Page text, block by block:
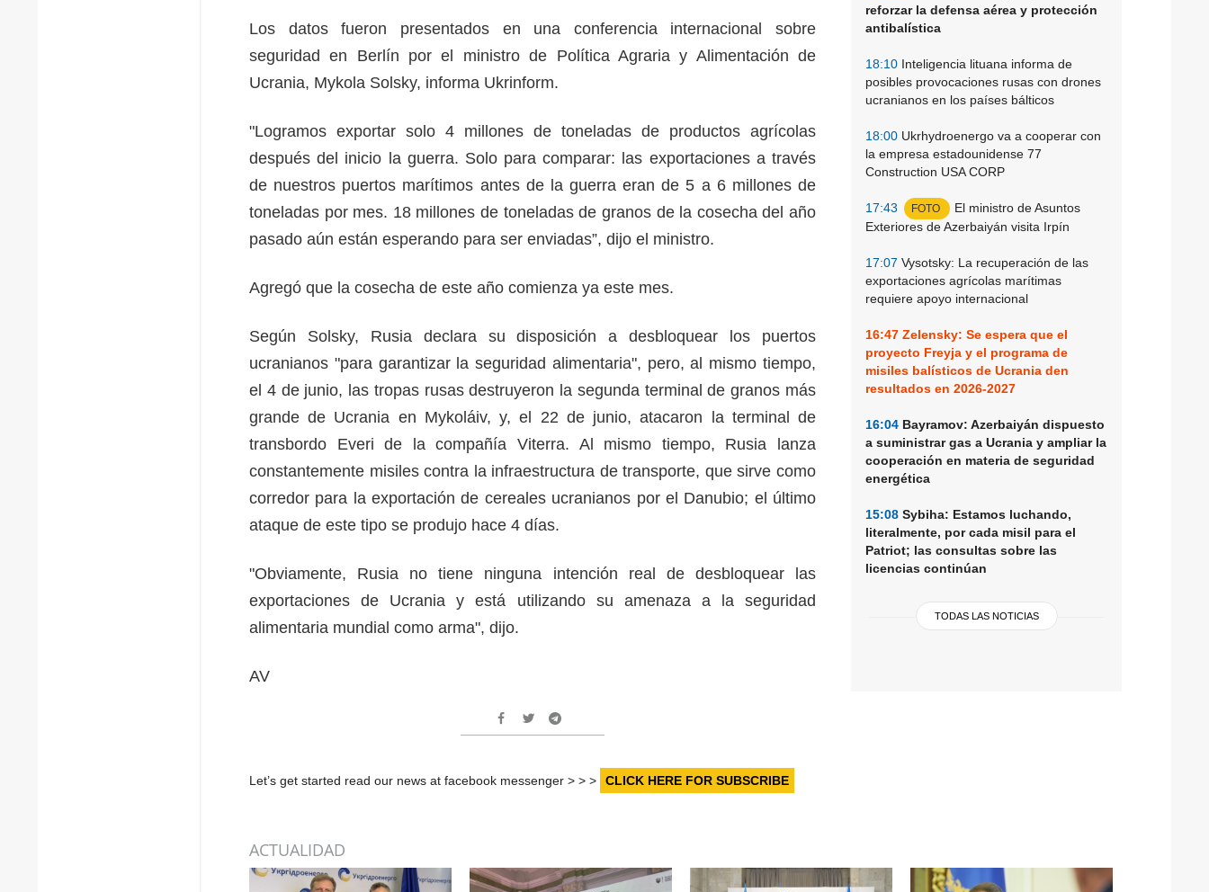
reforzar la defensa aérea y protección
antibalística
18:10 Inteligencia lituana informa de
posibles provocaciones rusas con drones
ucranianos en los países bálticos
18:00 Ukrhydroenergo va a cooperar con
la empresa estadounidense 77
Construction USA CORP
17:43 FOTO
El ministro de Asuntos
Exteriores de Azerbaiyán visita Irpín
17:07 Vysotsky: La recuperación de las
exportaciones agrícolas marítimas
requiere apoyo internacional
16:47 Zelensky: Se espera que el
proyecto Freyja y el programa de
misiles balísticos de Ucrania den
resultados en 2026-2027
16:04 Bayramov: Azerbaiyán dispuesto
a suministrar gas a Ucrania y ampliar la
cooperación en materia de seguridad
energética
15:08 Sybiha: Estamos luchando,
literalmente, por cada misil para el
Patriot; las consultas sobre las
licencias continúan
TODAS LAS NOTICIAS
Los datos fueron presentados en una conferencia internacional sobre
seguridad en Berlín por el ministro de Política Agraria y Alimentación de
Ucrania, Mykola Solsky, informa Ukrinform.
"Logramos exportar solo 4 millones de toneladas de productos agrícolas
después del inicio la guerra. Solo para comparar: las exportaciones a través
de nuestros puertos marítimos antes de la guerra eran de 5 a 6 millones de
toneladas por mes. 18 millones de toneladas de granos de la cosecha del año
pasado aún están esperando para ser enviadas”, dijo el ministro.
Agregó que la cosecha de este año comienza ya este mes.
Según Solsky, Rusia declara su disposición a desbloquear los puertos
ucranianos "para garantizar la seguridad alimentaria", pero, al mismo tiempo,
el 4 de junio, las tropas rusas destruyeron la segunda terminal de granos más
grande de Ucrania en Mykoláiv, y, el 22 de junio, atacaron la terminal de
transbordo Everi de la compañía Viterra. Al mismo tiempo, Rusia lanza
constantemente misiles contra la infraestructura de transporte, que sirve como
corredor para la exportación de cereales ucranianos por el Danubio; el último
ataque de este tipo se produjo hace 4 días.
"Obviamente, Rusia no tiene ninguna intención real de desbloquear las
exportaciones de Ucrania y está utilizando su amenaza a la seguridad
alimentaria mundial como arma", dijo.
AV
Let’s get started read our news at facebook messenger > > > CLICK HERE FOR SUBSCRIBE
ACTUALIDAD